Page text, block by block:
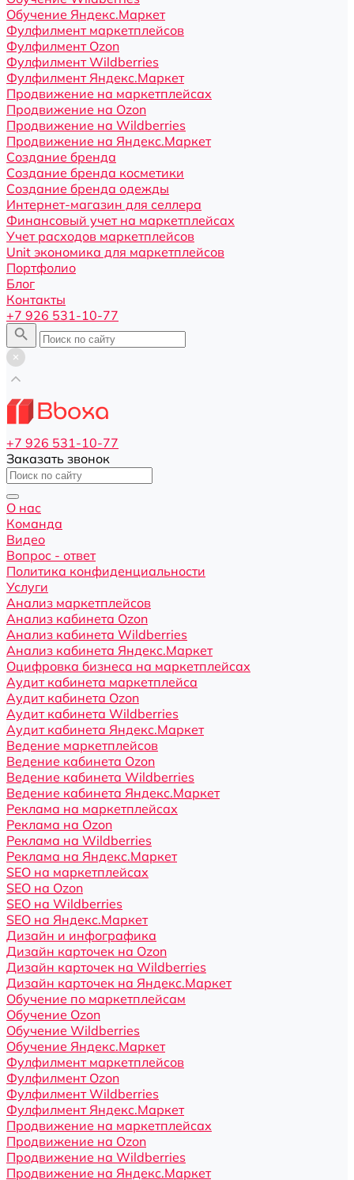
Обучение Яндекс.Маркет
Фулфилмент маркетплейсов
Фулфилмент Ozon
Фулфилмент Wildberries
Фулфилмент Яндекс.Маркет
Продвижение на маркетплейсах
Продвижение на Ozon
Продвижение на Wildberries
Продвижение на Яндекс.Маркет
Создание бренда
Создание бренда косметики
Создание бренда одежды
Интернет-магазин для селлера
Финансовый учет на маркетплейсах
Учет расходов маркетплейсов
Unit экономика для маркетплейсов
Портфолио
Блог
Контакты
+7 926 531-10-77
+7 926 531-10-77
Заказать звонок
О нас
Команда
Видео
Вопрос - ответ
Политика конфиденциальности
Услуги
Анализ маркетплейсов
Анализ кабинета Ozon
Анализ кабинета Wildberries
Анализ кабинета Яндекс.Маркет
Оцифровка бизнеса на маркетплейсах
Аудит кабинета маркетплейса
Аудит кабинета Ozon
Аудит кабинета Wildberries
Аудит кабинета Яндекс.Маркет
Ведение маркетплейсов
Ведение кабинета Ozon
Ведение кабинета Wildberries
Ведение кабинета Яндекс.Маркет
Реклама на маркетплейсах
Реклама на Ozon
Реклама на Wildberries
Реклама на Яндекс.Маркет
SEO на маркетплейсах
SEO на Ozon
SEO на Wildberries
SEO на Яндекс.Маркет
Дизайн и инфографика
Дизайн карточек на Ozon
Дизайн карточек на Wildberries
Дизайн карточек на Яндекс.Маркет
Обучение по маркетплейсам
Обучение Ozon
Обучение Wildberries
Обучение Яндекс.Маркет
Фулфилмент маркетплейсов
Фулфилмент Ozon
Фулфилмент Wildberries
Фулфилмент Яндекс.Маркет
Продвижение на маркетплейсах
Продвижение на Ozon
Продвижение на Wildberries
Продвижение на Яндекс.Маркет